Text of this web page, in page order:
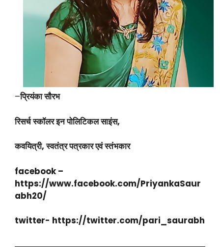
–प्रियंका सौरभ
रिसर्च स्कॉलर इन पोलिटिकल साइंस,
कवयित्री, स्वतंत्र पत्रकार एवं स्तंभकार
facebook –
https://www.facebook.com/PriyankaSaur
abh20/
twitter- https://twitter.com/pari_saurabh